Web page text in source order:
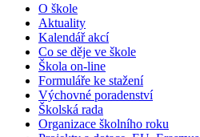
O škole
Aktuality
Kalendář akcí
Co se děje ve škole
Škola on-line
Formuláře ke stažení
Výchovné poradenství
Školská rada
Organizace školního roku